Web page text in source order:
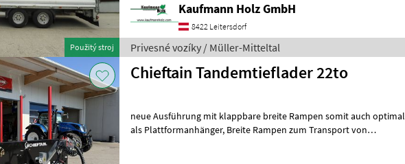
Použitý stroj
Kaufmann Holz GmbH
8422 Leitersdorf
Privesné vozíky / Müller-Mitteltal
Chieftain Tandemtieflader 22to
neue Ausführung mit klappbare breite Rampen somit auch optimal
als Plattformanhänger, Breite Rampen zum Transport von